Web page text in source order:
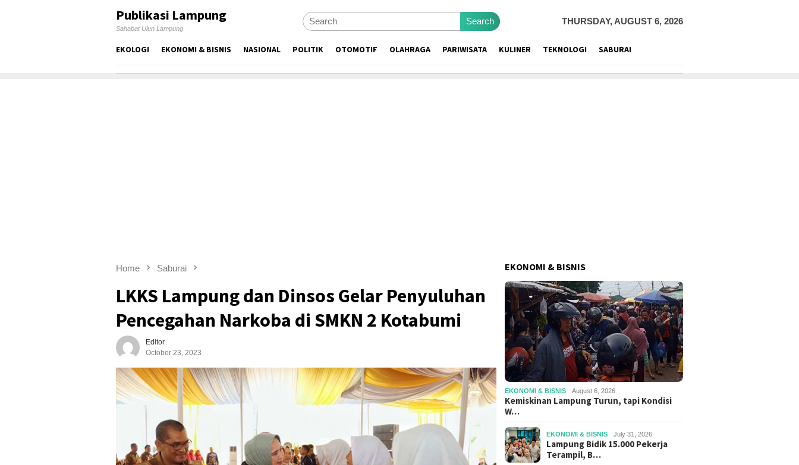
Publikasi Lampung
Sahabat Ulun Lampung
Search THURSDAY, AUGUST 6, 2026
EKOLOGI EKONOMI & BISNIS NASIONAL POLITIK OTOMOTIF OLAHRAGA PARIWISATA KULINER TEKNOLOGI SABURAI
Home Saburai
LKKS Lampung dan Dinsos Gelar Penyuluhan
Pencegahan Narkoba di SMKN 2 Kotabumi
Editor
October 23, 2023
EKONOMI & BISNIS
EKONOMI & BISNIS August 6, 2026
Kemiskinan Lampung Turun, tapi Kondisi
W…
EKONOMI & BISNIS July 31, 2026
Lampung Bidik 15.000 Pekerja
Terampil, B…